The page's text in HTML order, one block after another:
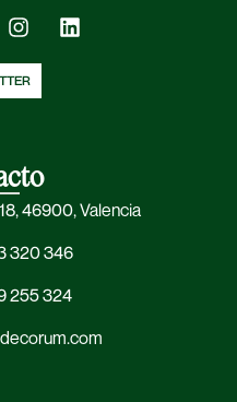
46900, Valencia
320 346
255 324